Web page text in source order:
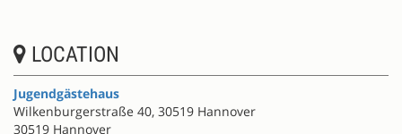
LOCATION
Jugendgästehaus
Wilkenburgerstraße 40, 30519 Hannover
30519 Hannover